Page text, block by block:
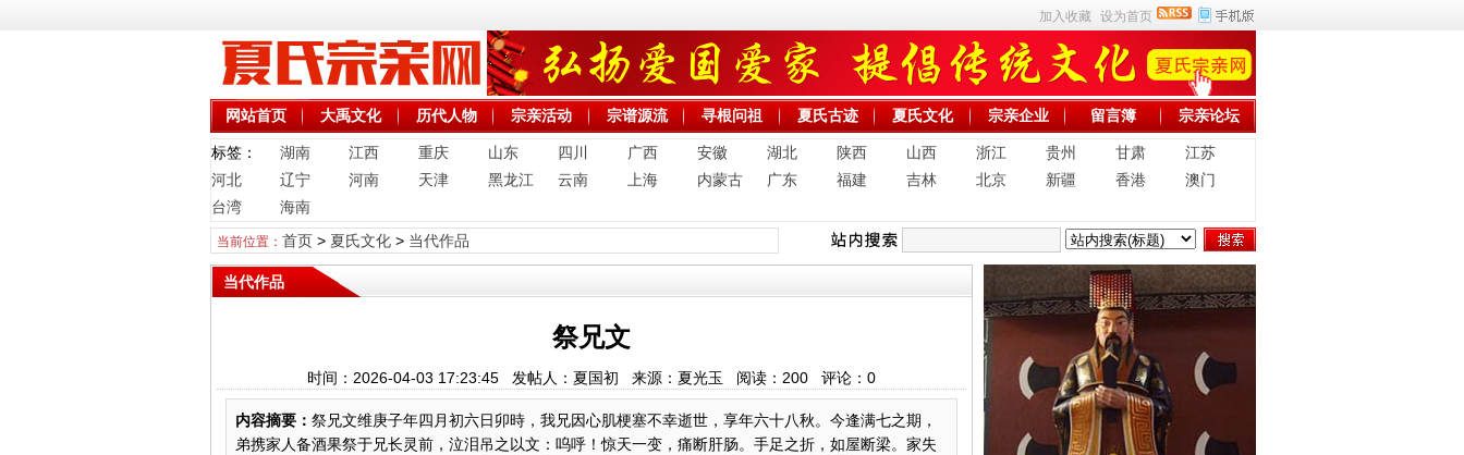
加入收藏 设为首页
网站首页 大禹文化 历代人物 宗亲活动 宗谱源流 寻根问祖 夏氏古迹 夏氏文化 宗亲企业 留言簿 宗亲论坛
标签： 湖南 江西 重庆 山东 四川 广西 安徽 湖北 陕西 山西 浙江 贵州 甘肃
江苏
河北
辽宁 河南 天津 黑龙江 云南 上海 内蒙古 广东 福建 吉林 北京 新疆 香港
澳门
台湾
海南
当前位置： 首页> 夏氏文化> 当代作品
当代作品
祭兄文
时间：2026-04-03 17:23:45 发帖人：夏国初 来源：夏光玉 阅读： 200评论： 0
内容摘要： 祭兄文维庚子年四月初六日卯時，我兄因心肌梗塞不幸逝世，享年六十八秋。今逢满七之期，
弟携家人备酒果祭于兄长灵前，泣泪吊之以文：呜呼！惊天一变，痛断肝肠。手足之折，如屋断梁。家失